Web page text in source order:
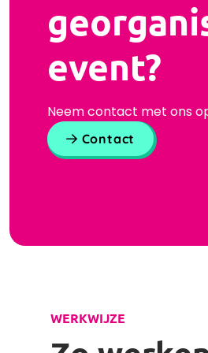
event?
Neem contact met ons
Contact
WERKWIJZE